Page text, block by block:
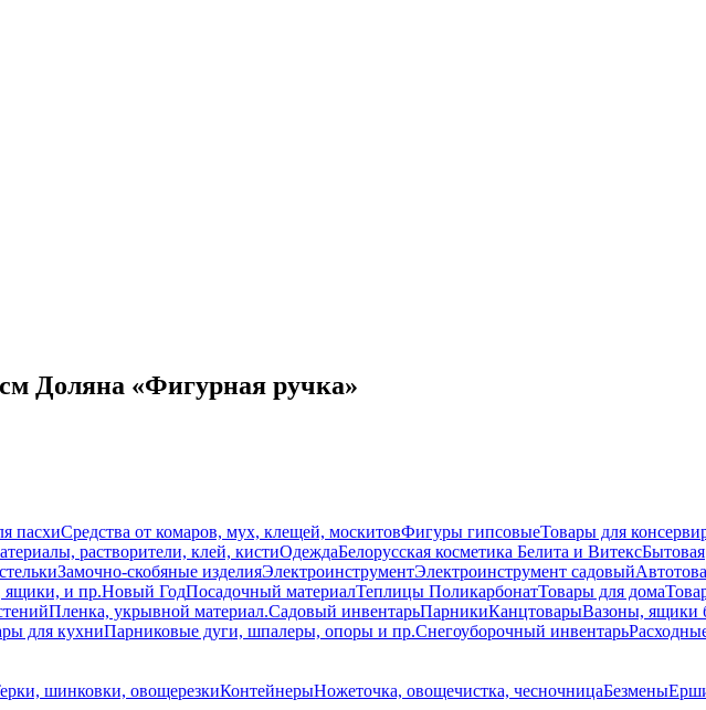
Доляна «Фигурная ручка»
пасхиСредства от комаров, мух, клещей, москитовФигуры гипсовыеТовары для
растворители, клей, кистиОдеждаБелорусская косметика Белита и ВитексБытовая
Замочно-скобяные изделияЭлектроинструментЭлектроинструмент садовый
ящики, и пр.Новый ГодПосадочный материалТеплицы ПоликарбонатТовары для дома
Пленка, укрывной материал.Садовый инвентарьПарникиКанцтоварыВазоны, ящики
для кухниПарниковые дуги, шпалеры, опоры и пр.Снегоуборочный инвентарь
шинковки, овощерезкиКонтейнерыНожеточка, овощечистка, чесночницаБезмены